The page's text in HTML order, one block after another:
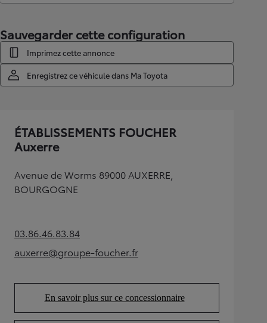
Sauvegarder cette configuration
Imprimez cette annonce
Enregistrez ce véhicule dans Ma Toyota
ÉTABLISSEMENTS FOUCHER
Auxerre
Avenue de Worms 89000 AUXERRE,
BOURGOGNE
03.86.46.83.84(Opens in new tab)
auxerre@groupe-foucher.fr
(Opens in new tab)
En savoir plus sur ce concessionnaire
(Opens in new tab)